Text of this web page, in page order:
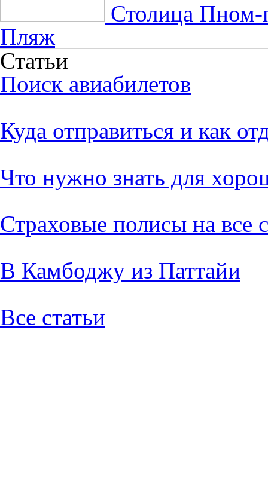
Столица Пном-
Пляж
Статьи
Поиск авиабилетов
Куда отправиться и как
Что нужно знать для
Страховые полисы на все
В Камбоджу из Паттайи
Все статьи